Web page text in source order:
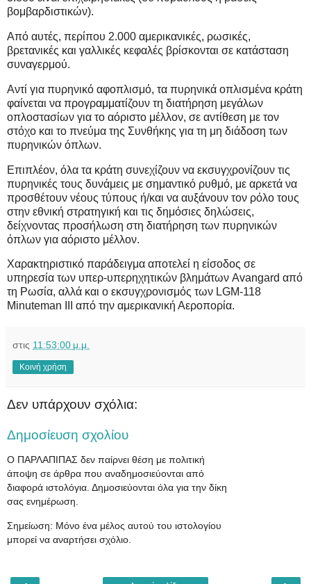
βομβαρδιστικών).
Από αυτές, περίπου 2.000 αμερικανικές, ρωσικές,
βρετανικές και γαλλικές κεφαλές βρίσκονται σε κατάσταση
συναγερμού.
Αντί για πυρηνικό αφοπλισμό, τα πυρηνικά οπλισμένα κράτη
φαίνεται να προγραμματίζουν τη διατήρηση μεγάλων
οπλοστασίων για το αόριστο μέλλον, σε αντίθεση με τον
στόχο και το πνεύμα της Συνθήκης για τη μη διάδοση των
πυρηνικών όπλων.
Επιπλέον, όλα τα κράτη συνεχίζουν να εκσυγχρονίζουν τις
πυρηνικές τους δυνάμεις με σημαντικό ρυθμό, με αρκετά να
προσθέτουν νέους τύπους ή/και να αυξάνουν τον ρόλο τους
στην εθνική στρατηγική και τις δημόσιες δηλώσεις,
δείχνοντας προσήλωση στη διατήρηση των πυρηνικών
όπλων για αόριστο μέλλον.
Χαρακτηριστικό παράδειγμα αποτελεί η είσοδος σε
υπηρεσία των υπερ-υπερηχητικών βλημάτων Avangard από
τη Ρωσία, αλλά και ο εκσυγχρονισμός των LGM-118
Minuteman III από την αμερικανική Αεροπορία.
στις 11:53:00 μ.μ.
Κοινή χρήση
Δεν υπάρχουν σχόλια:
Δημοσίευση σχολίου
Ο ΠΑΡΛΑΠΙΠΑΣ δεν παίρνει θέση με πολιτική
άποψη σε άρθρα που αναδημοσιεύονται από
διαφορά ιστολόγια. Δημοσιεύονται όλα για την δίκη
σας ενημέρωση.
Σημείωση: Μόνο ένα μέλος αυτού του ιστολογίου
μπορεί να αναρτήσει σχόλιο.